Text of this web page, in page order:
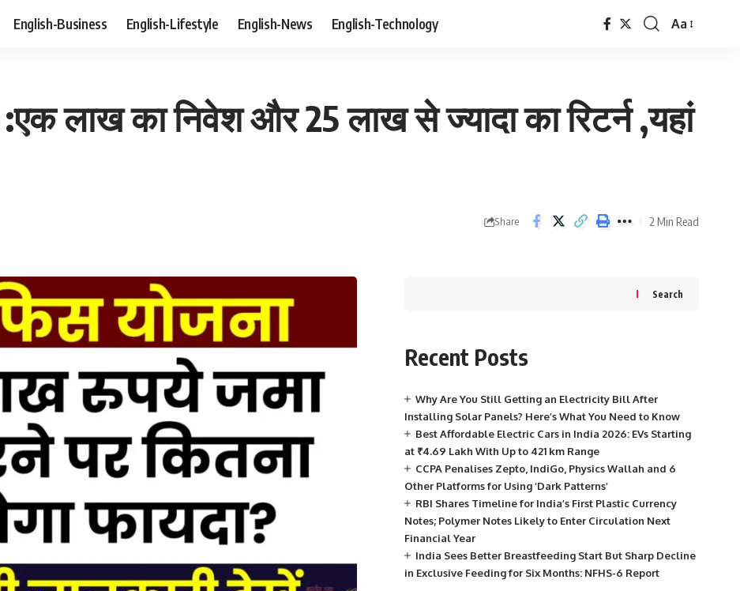
English-Business English-Lifestyle English-News English-Technology
Font
Aa
लाख का निवेश और 25 लाख से ज्यादा का रिटर्न ,यहां
Share 2 Min Read
Search
Recent Posts
Why Are You Still Getting an Electricity Bill After
Installing Solar Panels? Here’s What You Need to Know
Best Affordable Electric Cars in India 2026: EVs Starting
at ₹4.69 Lakh With Up to 421 km Range
CCPA Penalises Zepto, IndiGo, Physics Wallah and 6
Other Platforms for Using ‘Dark Patterns’
RBI Shares Timeline for India’s First Plastic Currency
Notes; Polymer Notes Likely to Enter Circulation Next
Financial Year
India Sees Better Breastfeeding Start But Sharp Decline
in Exclusive Feeding for Six Months: NFHS-6 Report